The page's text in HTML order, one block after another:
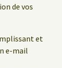
de vos
et
e-mail